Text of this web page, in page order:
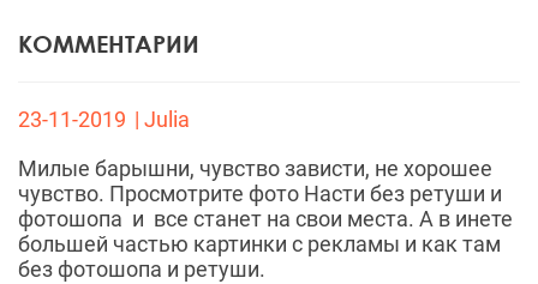
КОММЕНТАРИИ
23-11-2019 | Julia
Милые барышни, чувство зависти, не хорошее
чувство. Просмотрите фото Насти без ретуши и
фотошопа и все станет на свои места. А в инете
большей частью картинки с рекламы и как там
без фотошопа и ретуши.